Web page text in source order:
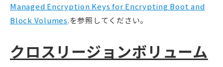
Managed Encryption Keys for Encrypting Boot and
Block Volumes.を参照してください。
クロスリージョンボリューム